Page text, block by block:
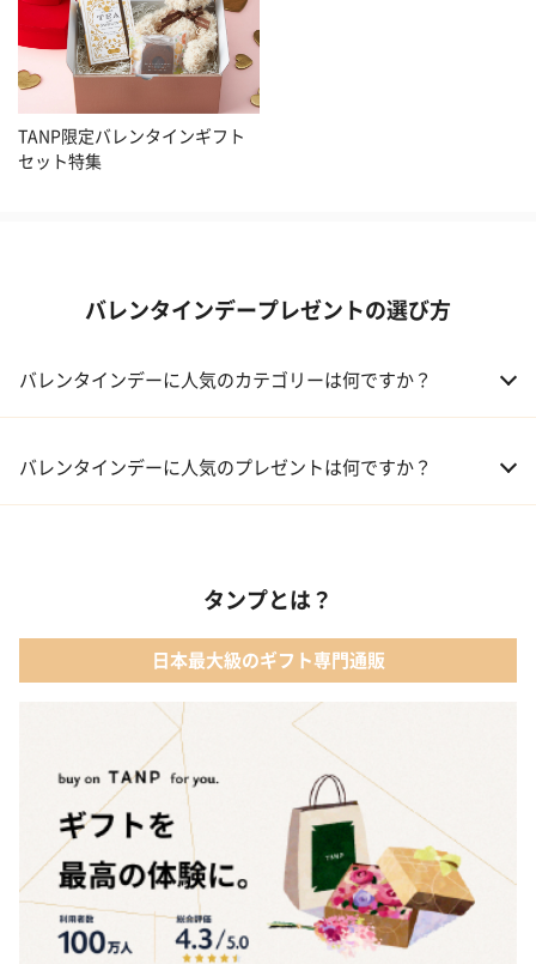
TANP限定バレンタインギフト
セット特集
バレンタインデープレゼントの選び方
バレンタインデーに人気のカテゴリーは何ですか？
02 メイクアップ
04 ファッション小物
05 入浴剤・バスケア
バレンタインデーに人気のプレゼントは何ですか？
02 【名入れギフト】フラワーティントリップ［日本限定ピンクゴ
03 ショコラフレナチュール
04 ＜クランチチョコレート＞ダーク＆ミルク＆キャラメル＆ホワ
イト 60g
05 葉山のショコラ・カロ＜4個入＞
タンプとは？
日本最大級のギフト専門通販